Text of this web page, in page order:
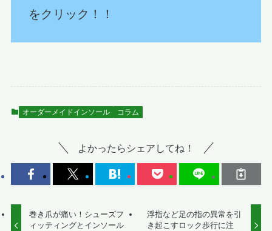
をクリック！！
オーダーメイドインソール コラム
よかったらシェアしてね！
巻き爪が痛い！シューズフ
ィッティングとインソール
浮指など足の指の異常を引
き起こすロック歩行に注